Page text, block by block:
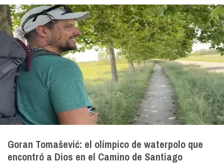
Goran Tomašević: el olímpico de waterpolo que
encontró a Dios en el Camino de Santiago